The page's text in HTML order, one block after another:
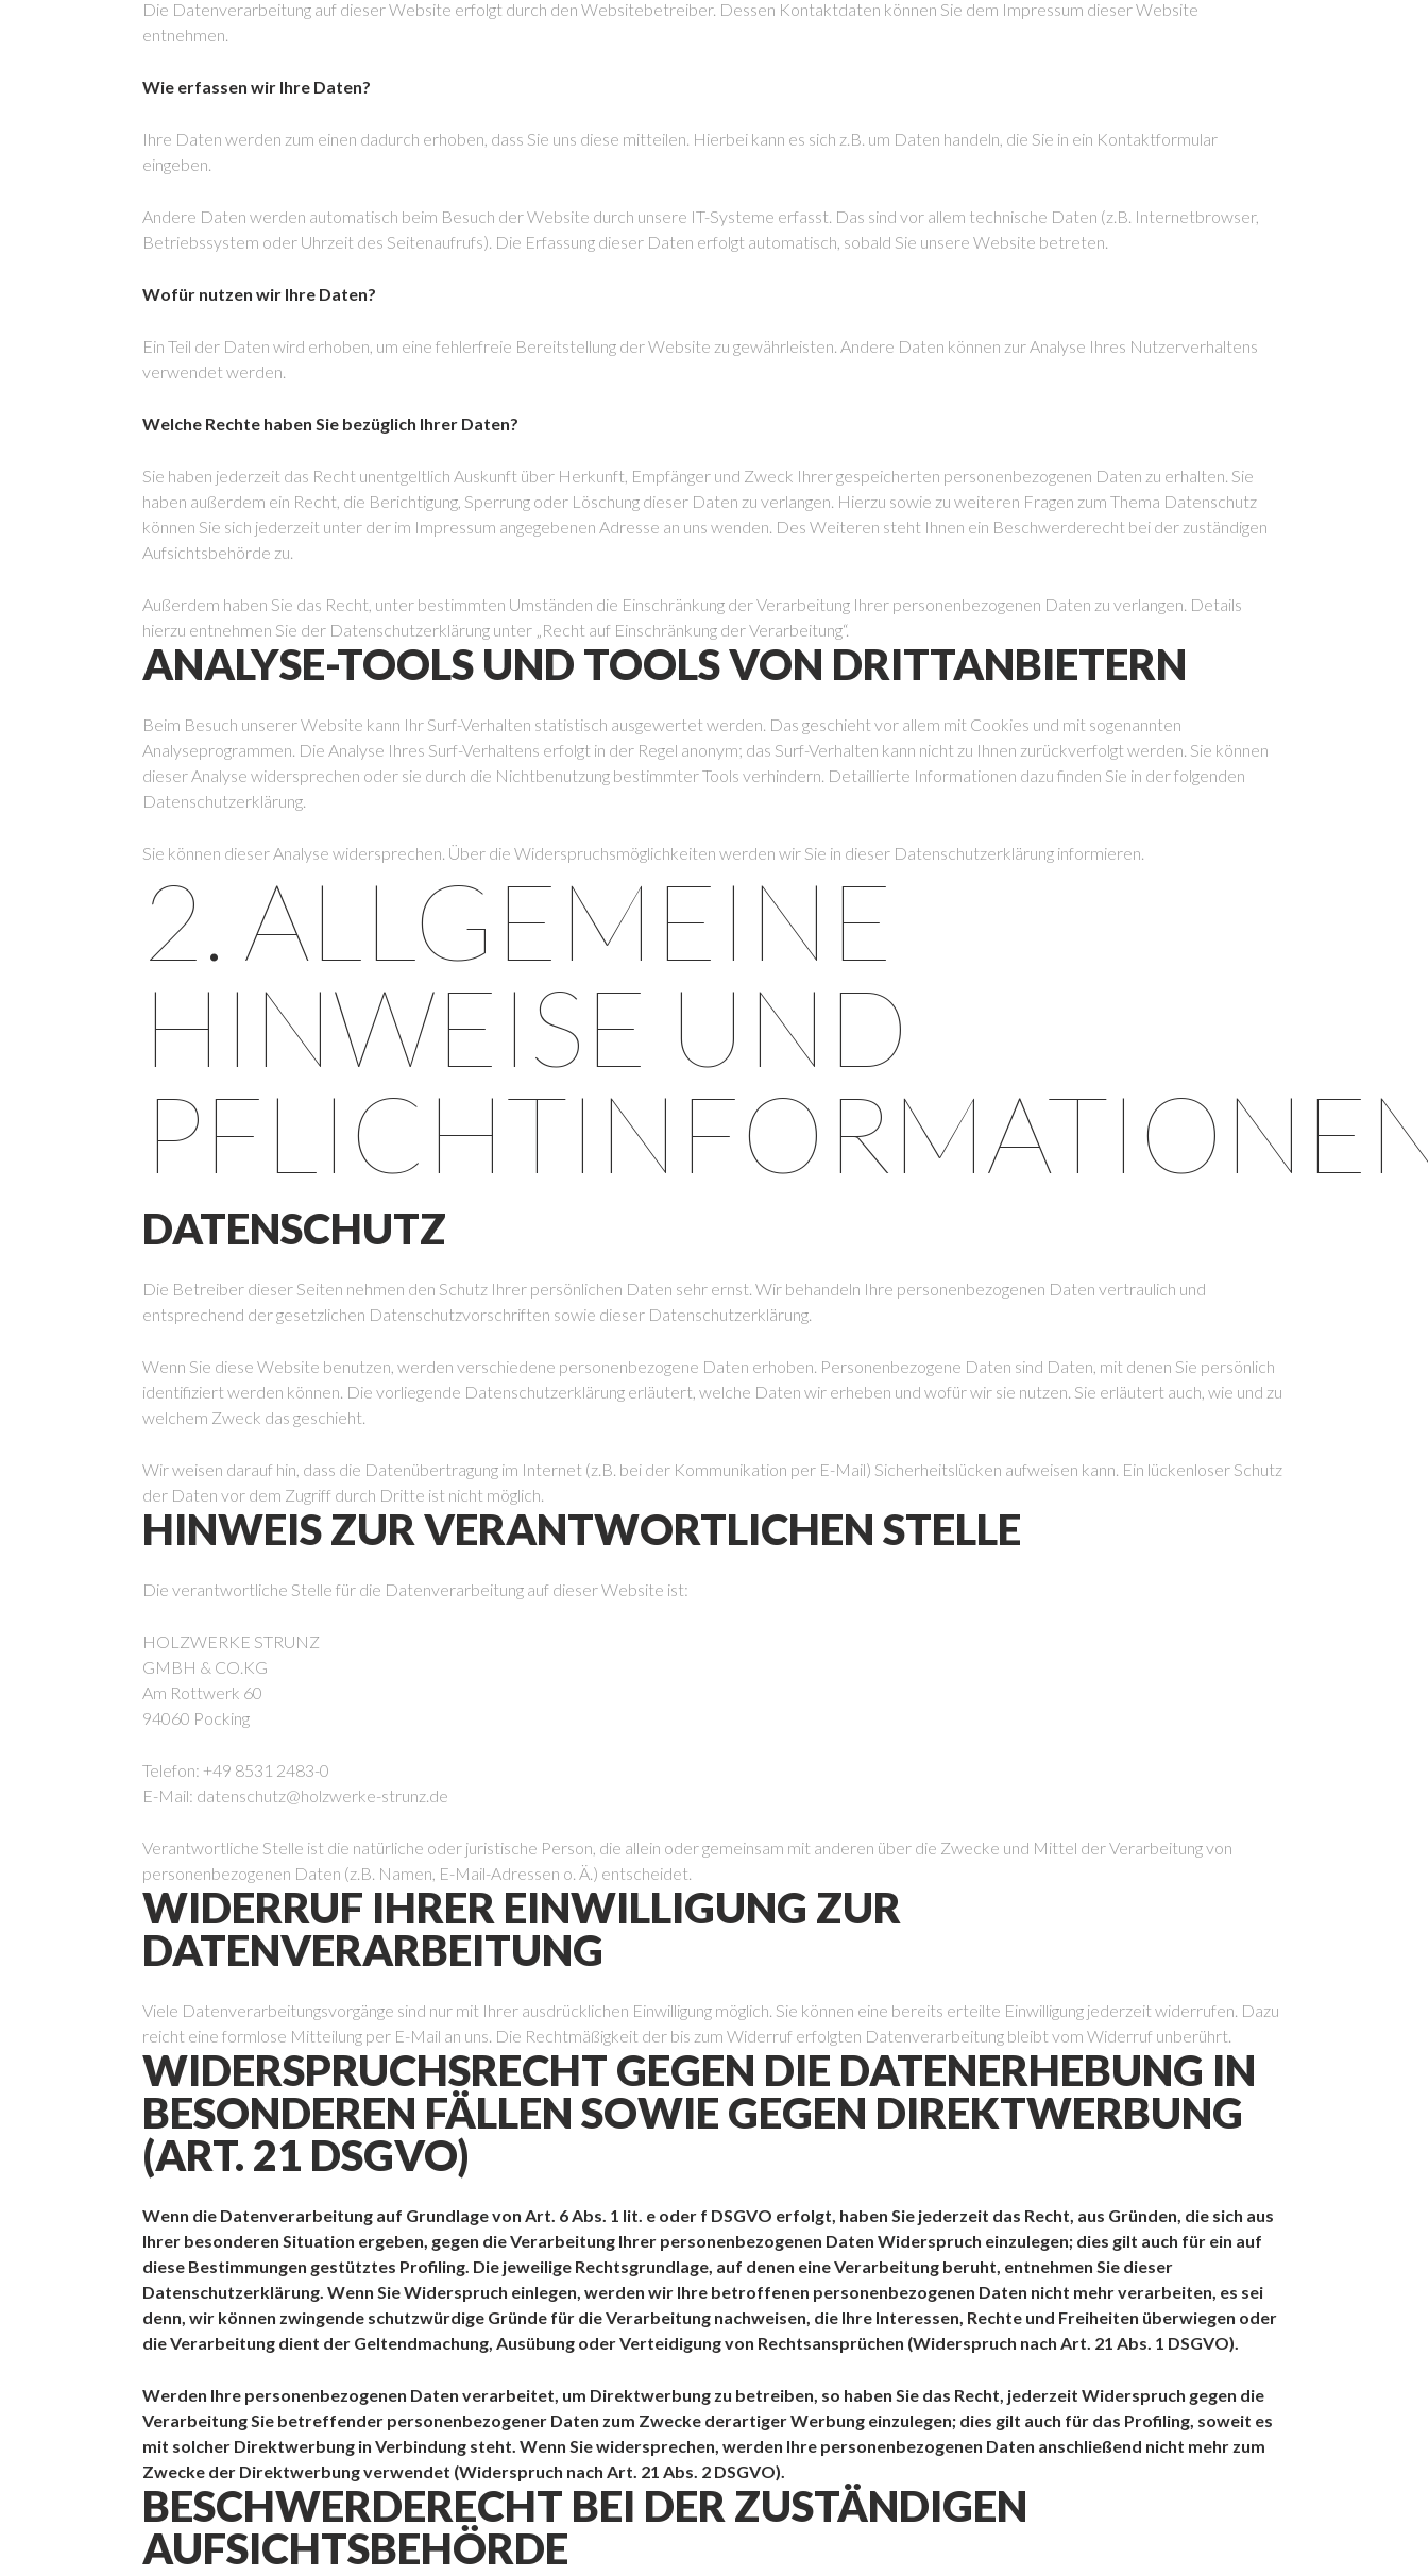
Die Datenverarbeitung auf dieser Website erfolgt durch den Websitebetreiber. Dessen Kontaktdaten können Sie dem Impressum dieser Website
entnehmen.
Wie erfassen wir Ihre Daten?
Ihre Daten werden zum einen dadurch erhoben, dass Sie uns diese mitteilen. Hierbei kann es sich z.B. um Daten handeln, die Sie in ein Kontaktformular
eingeben.
Andere Daten werden automatisch beim Besuch der Website durch unsere IT-Systeme erfasst. Das sind vor allem technische Daten (z.B. Internetbrowser,
Betriebssystem oder Uhrzeit des Seitenaufrufs). Die Erfassung dieser Daten erfolgt automatisch, sobald Sie unsere Website betreten.
Wofür nutzen wir Ihre Daten?
Ein Teil der Daten wird erhoben, um eine fehlerfreie Bereitstellung der Website zu gewährleisten. Andere Daten können zur Analyse Ihres Nutzerverhaltens
verwendet werden.
Welche Rechte haben Sie bezüglich Ihrer Daten?
Sie haben jederzeit das Recht unentgeltlich Auskunft über Herkunft, Empfänger und Zweck Ihrer gespeicherten personenbezogenen Daten zu erhalten. Sie
haben außerdem ein Recht, die Berichtigung, Sperrung oder Löschung dieser Daten zu verlangen. Hierzu sowie zu weiteren Fragen zum Thema Datenschutz
können Sie sich jederzeit unter der im Impressum angegebenen Adresse an uns wenden. Des Weiteren steht Ihnen ein Beschwerderecht bei der zuständigen
Aufsichtsbehörde zu.
Außerdem haben Sie das Recht, unter bestimmten Umständen die Einschränkung der Verarbeitung Ihrer personenbezogenen Daten zu verlangen. Details
hierzu entnehmen Sie der Datenschutzerklärung unter „Recht auf Einschränkung der Verarbeitung“.
ANALYSE-TOOLS UND TOOLS VON DRITTANBIETERN
Beim Besuch unserer Website kann Ihr Surf-Verhalten statistisch ausgewertet werden. Das geschieht vor allem mit Cookies und mit sogenannten
Analyseprogrammen. Die Analyse Ihres Surf-Verhaltens erfolgt in der Regel anonym; das Surf-Verhalten kann nicht zu Ihnen zurückverfolgt werden. Sie können
dieser Analyse widersprechen oder sie durch die Nichtbenutzung bestimmter Tools verhindern. Detaillierte Informationen dazu finden Sie in der folgenden
Datenschutzerklärung.
Sie können dieser Analyse widersprechen. Über die Widerspruchsmöglichkeiten werden wir Sie in dieser Datenschutzerklärung informieren.
2. ALLGEMEINE
HINWEISE UND
DATENSCHUTZ
Die Betreiber dieser Seiten nehmen den Schutz Ihrer persönlichen Daten sehr ernst. Wir behandeln Ihre personenbezogenen Daten vertraulich und
entsprechend der gesetzlichen Datenschutzvorschriften sowie dieser Datenschutzerklärung.
Wenn Sie diese Website benutzen, werden verschiedene personenbezogene Daten erhoben. Personenbezogene Daten sind Daten, mit denen Sie persönlich
identifiziert werden können. Die vorliegende Datenschutzerklärung erläutert, welche Daten wir erheben und wofür wir sie nutzen. Sie erläutert auch, wie und zu
welchem Zweck das geschieht.
Wir weisen darauf hin, dass die Datenübertragung im Internet (z.B. bei der Kommunikation per E-Mail) Sicherheitslücken aufweisen kann. Ein lückenloser Schutz
der Daten vor dem Zugriff durch Dritte ist nicht möglich.
HINWEIS ZUR VERANTWORTLICHEN STELLE
Die verantwortliche Stelle für die Datenverarbeitung auf dieser Website ist:
HOLZWERKE STRUNZ
GMBH & CO.KG
Am Rottwerk 60
94060 Pocking
Telefon: +49 8531 2483-0
E-Mail: datenschutz@holzwerke-strunz.de
Verantwortliche Stelle ist die natürliche oder juristische Person, die allein oder gemeinsam mit anderen über die Zwecke und Mittel der Verarbeitung von
personenbezogenen Daten (z.B. Namen, E-Mail-Adressen o. Ä.) entscheidet.
WIDERRUF IHRER EINWILLIGUNG ZUR
DATENVERARBEITUNG
Viele Datenverarbeitungsvorgänge sind nur mit Ihrer ausdrücklichen Einwilligung möglich. Sie können eine bereits erteilte Einwilligung jederzeit widerrufen. Dazu
reicht eine formlose Mitteilung per E-Mail an uns. Die Rechtmäßigkeit der bis zum Widerruf erfolgten Datenverarbeitung bleibt vom Widerruf unberührt.
WIDERSPRUCHSRECHT GEGEN DIE DATENERHEBUNG IN
BESONDEREN FÄLLEN SOWIE GEGEN DIREKTWERBUNG
(ART. 21 DSGVO)
Wenn die Datenverarbeitung auf Grundlage von Art. 6 Abs. 1 lit. e oder f DSGVO erfolgt, haben Sie jederzeit das Recht, aus Gründen, die sich aus
Ihrer besonderen Situation ergeben, gegen die Verarbeitung Ihrer personenbezogenen Daten Widerspruch einzulegen; dies gilt auch für ein auf
diese Bestimmungen gestütztes Profiling. Die jeweilige Rechtsgrundlage, auf denen eine Verarbeitung beruht, entnehmen Sie dieser
Datenschutzerklärung. Wenn Sie Widerspruch einlegen, werden wir Ihre betroffenen personenbezogenen Daten nicht mehr verarbeiten, es sei
denn, wir können zwingende schutzwürdige Gründe für die Verarbeitung nachweisen, die Ihre Interessen, Rechte und Freiheiten überwiegen oder
die Verarbeitung dient der Geltendmachung, Ausübung oder Verteidigung von Rechtsansprüchen (Widerspruch nach Art. 21 Abs. 1 DSGVO).
Werden Ihre personenbezogenen Daten verarbeitet, um Direktwerbung zu betreiben, so haben Sie das Recht, jederzeit Widerspruch gegen die
Verarbeitung Sie betreffender personenbezogener Daten zum Zwecke derartiger Werbung einzulegen; dies gilt auch für das Profiling, soweit es
mit solcher Direktwerbung in Verbindung steht. Wenn Sie widersprechen, werden Ihre personenbezogenen Daten anschließend nicht mehr zum
Zwecke der Direktwerbung verwendet (Widerspruch nach Art. 21 Abs. 2 DSGVO).
BESCHWERDERECHT BEI DER ZUSTÄNDIGEN
AUFSICHTSBEHÖRDE